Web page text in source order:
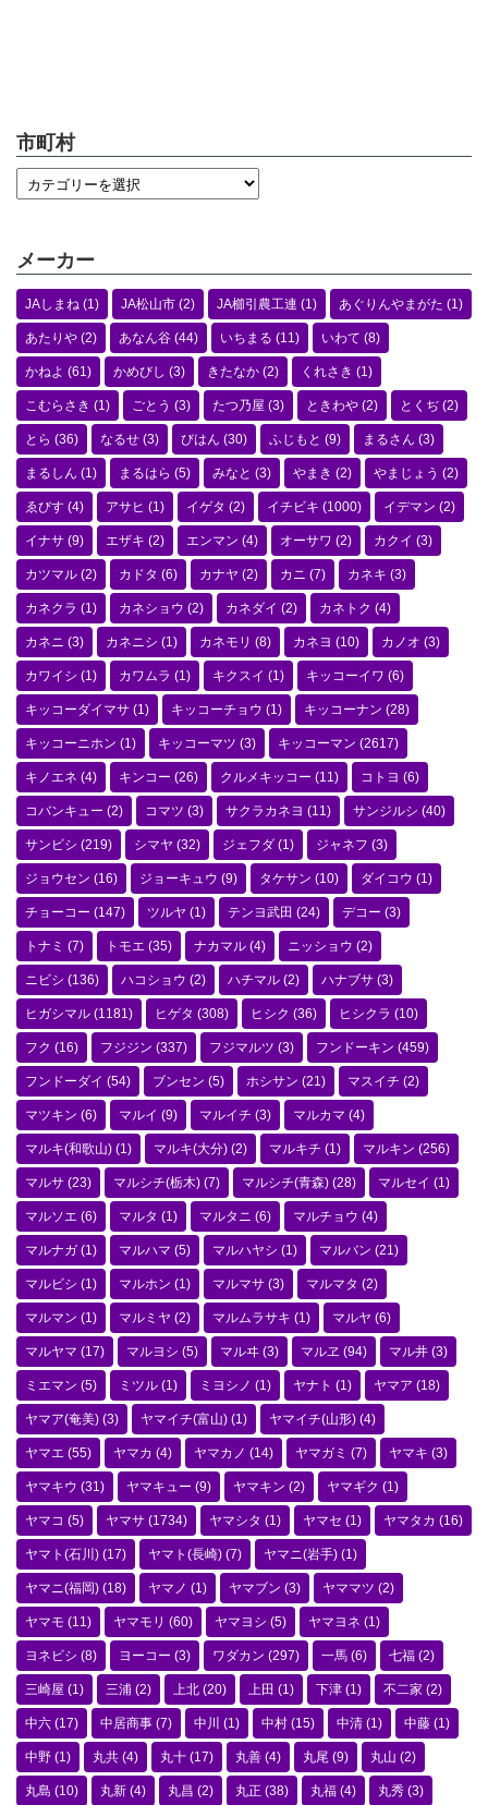
市町村
メーカー
JAしまね (1) JA松山市 (2) JA櫛引農工連 (1) あぐりんやまがた (1)
あたりや (2) あなん谷 (44) いちまる (11) いわて (8)
かねよ (61) かめびし (3) きたなか (2) くれさき (1)
こむらさき (1) ごとう (3) たつ乃屋 (3) ときわや (2) とくぢ (2)
とら (36) なるせ (3) びはん (30) ふじもと (9) まるさん (3)
まるしん (1) まるはら (5) みなと (3) やまき (2) やまじょう (2)
ゑびす (4) アサヒ (1) イゲタ (2) イチビキ (1000) イデマン (2)
イナサ (9) エザキ (2) エンマン (4) オーサワ (2) カクイ (3)
カツマル (2) カドタ (6) カナヤ (2) カニ (7) カネキ (3)
カネクラ (1) カネショウ (2) カネダイ (2) カネトク (4)
カネニ (3) カネニシ (1) カネモリ (8) カネヨ (10) カノオ (3)
カワイシ (1) カワムラ (1) キクスイ (1) キッコーイワ (6)
キッコーダイマサ (1) キッコーチョウ (1) キッコーナン (28)
キッコーニホン (1) キッコーマツ (3) キッコーマン (2617)
キノエネ (4) キンコー (26) クルメキッコー (11) コトヨ (6)
コバンキュー (2) コマツ (3) サクラカネヨ (11) サンジルシ (40)
サンビシ (219) シマヤ (32) ジェフダ (1) ジャネフ (3)
ジョウセン (16) ジョーキュウ (9) タケサン (10) ダイコウ (1)
チョーコー (147) ツルヤ (1) テンヨ武田 (24) デコー (3)
トナミ (7) トモエ (35) ナカマル (4) ニッショウ (2)
ニビシ (136) ハコショウ (2) ハチマル (2) ハナブサ (3)
ヒガシマル (1181) ヒゲタ (308) ヒシク (36) ヒシクラ (10)
フク (16) フジジン (337) フジマルツ (3) フンドーキン (459)
フンドーダイ (54) ブンセン (5) ホシサン (21) マスイチ (2)
マツキン (6) マルイ (9) マルイチ (3) マルカマ (4)
マルキ(和歌山) (1) マルキ(大分) (2) マルキチ (1) マルキン (256)
マルサ (23) マルシチ(栃木) (7) マルシチ(青森) (28) マルセイ (1)
マルソエ (6) マルタ (1) マルタニ (6) マルチョウ (4)
マルナガ (1) マルハマ (5) マルハヤシ (1) マルバン (21)
マルビシ (1) マルホン (1) マルマサ (3) マルマタ (2)
マルマン (1) マルミヤ (2) マルムラサキ (1) マルヤ (6)
マルヤマ (17) マルヨシ (5) マルヰ (3) マルヱ (94) マル井 (3)
ミエマン (5) ミツル (1) ミヨシノ (1) ヤナト (1) ヤマア (18)
ヤマア(奄美) (3) ヤマイチ(富山) (1) ヤマイチ(山形) (4)
ヤマエ (55) ヤマカ (4) ヤマカノ (14) ヤマガミ (7) ヤマキ (3)
ヤマキウ (31) ヤマキュー (9) ヤマキン (2) ヤマギク (1)
ヤマコ (5) ヤマサ (1734) ヤマシタ (1) ヤマセ (1) ヤマタカ (16)
ヤマト(石川) (17) ヤマト(長崎) (7) ヤマニ(岩手) (1)
ヤマニ(福岡) (18) ヤマノ (1) ヤマブン (3) ヤママツ (2)
ヤマモ (11) ヤマモリ (60) ヤマヨシ (5) ヤマヨネ (1)
ヨネビシ (8) ヨーコー (3) ワダカン (297) 一馬 (6) 七福 (2)
三崎屋 (1) 三浦 (2) 上北 (20) 上田 (1) 下津 (1) 不二家 (2)
中六 (17) 中居商事 (7) 中川 (1) 中村 (15) 中清 (1) 中藤 (1)
中野 (1) 丸共 (4) 丸十 (17) 丸善 (4) 丸尾 (9) 丸山 (2)
丸島 (10) 丸新 (4) 丸昌 (2) 丸正 (38) 丸福 (4) 丸秀 (3)